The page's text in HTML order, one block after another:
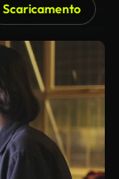
Scaricamento